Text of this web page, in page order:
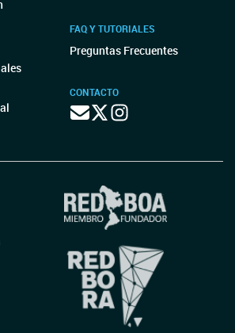
DE BUENOS AIRES
ARGENTINA
COMUNICACIONES
DE ASOCIATIVISMO Y ECONOMÍA